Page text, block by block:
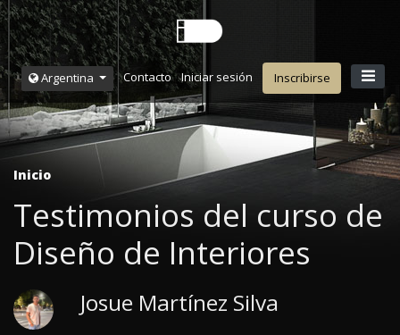
Argentina Contacto Iniciar sesión Inscribirse
Inicio
Testimonios del curso de
Diseño de Interiores
Josue Martínez Silva